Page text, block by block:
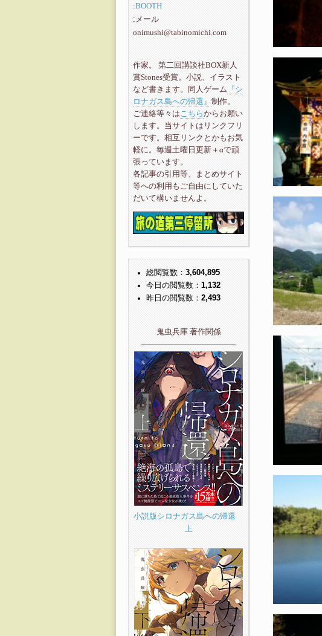
:BOOTH
: メール
onimushi@tabinomichi.com
作家。 第二回講談社BOX新人
賞Stones受賞。小説、イラスト
など書きます。同人ゲーム 『シ
ロナガス島への帰還』 制作。
ご連絡等々はこちらからお願い
します。当サイトはリンクフリ
ーです。相互リンクとかもお気
軽に。毎週土曜日更新＋αで頑
張っています。
各記事の引用等、まとめサイト
等への利用もご自由にしていた
だいて構いませんよ。
総閲覧数： 3,604,895
今日の閲覧数： 1,132
昨日の閲覧数： 2,493
鬼虫兵庫 著作関係
――――――――――――
小説版シロナガス島への帰還
上